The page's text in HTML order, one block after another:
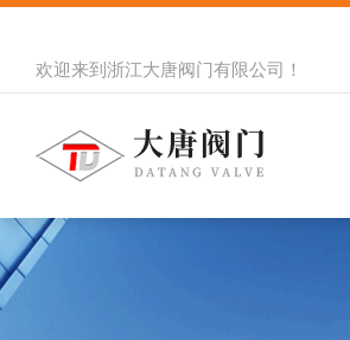
欢迎来到 浙江大唐阀门有限公司 ！